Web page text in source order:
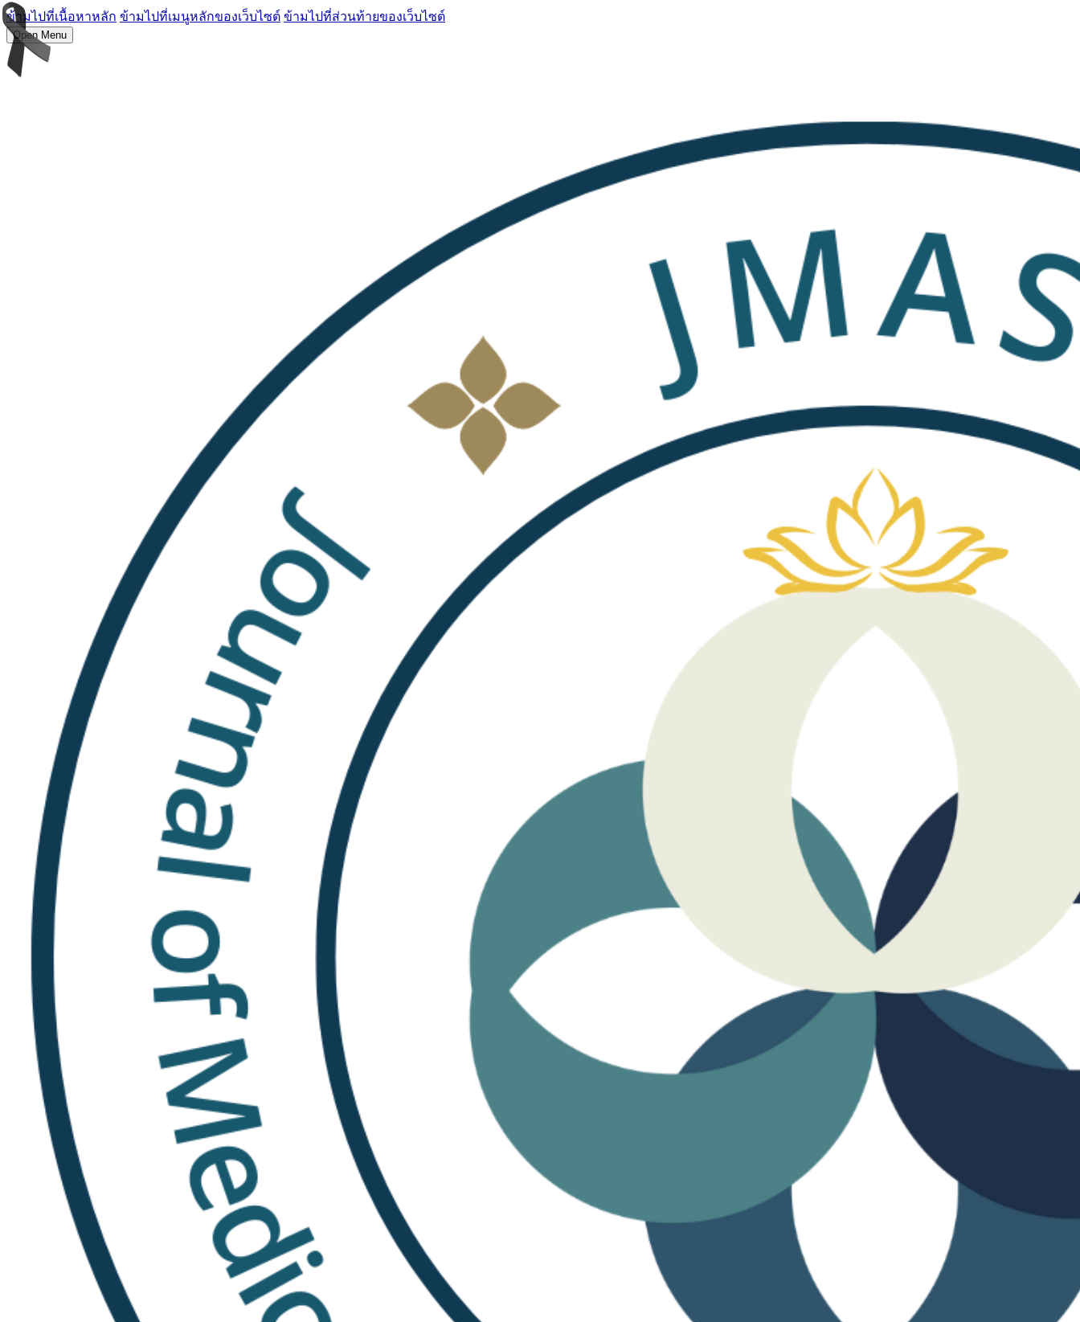
ข้ามไปที่เนื้อหาหลัก ข้ามไปที่เมนูหลักของเว็บไซต์ ข้ามไปที่ส่วนท้ายของเว็บไซต์
Open Menu